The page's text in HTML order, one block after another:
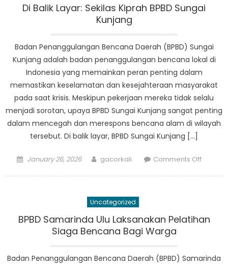
Sungai
Resiko
Di Balik Layar: Sekilas Kiprah BPBD Sungai
Kunjang
Badan Penanggulangan Bencana Daerah (BPBD) Sungai
Kunjang adalah badan penanggulangan bencana lokal di
Indonesia yang memainkan peran penting dalam
memastikan keselamatan dan kesejahteraan masyarakat
pada saat krisis. Meskipun pekerjaan mereka tidak selalu
menjadi sorotan, upaya BPBD Sungai Kunjang sangat penting
dalam mencegah dan merespons bencana alam di wilayah
tersebut. Di balik layar, BPBD Sungai Kunjang […]
Posted
January 26, 2026 Author
gacorkali Comments Offon
Kiprah
Uncategorized
BPBD Samarinda Ulu Laksanakan Pelatihan
Siaga Bencana Bagi Warga
Badan Penanggulangan Bencana Daerah (BPBD) Samarinda